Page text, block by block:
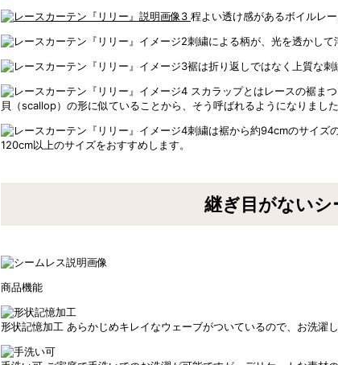
程よい透け感があるボイルレー
刺繍による柄が、光を透かして
裾は折り返しではなく上質な刺
スカラップとはレースの裾ま
貝（scallop）の形に似ていることから、そう呼ばれるようになりました
刺繍は裾から約94cmのサイズ
120cm以上のサイズをおすすめします。
継ぎ目がない
商品機能
形状記憶加工 あらかじめキレイなウェーブがついているので、お洗濯